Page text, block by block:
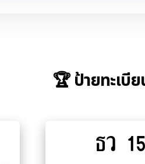
🏆 ป้ายทะเบี
to
ธว